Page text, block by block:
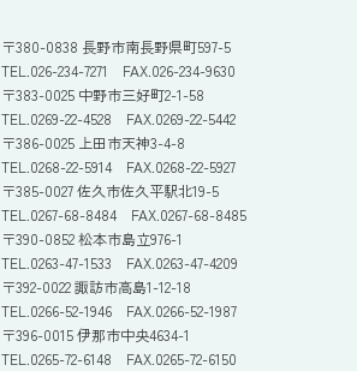
〒380-0838 長野市南長野県町597-5
TEL.026-234-7271 FAX.026-234-9630
〒383-0025 中野市三好町2-1-58
TEL.0269-22-4528 FAX.0269-22-5442
〒386-0025 上田市天神3-4-8
TEL.0268-22-5914 FAX.0268-22-5927
〒385-0027 佐久市佐久平駅北19-5
TEL.0267-68-8484 FAX.0267-68-8485
〒390-0852 松本市島立976-1
TEL.0263-47-1533 FAX.0263-47-4209
〒392-0022 諏訪市高島1-12-18
TEL.0266-52-1946 FAX.0266-52-1987
〒396-0015 伊那市中央4634-1
TEL.0265-72-6148 FAX.0265-72-6150